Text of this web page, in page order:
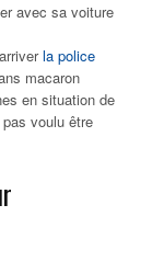
avec sa voiture
la police
macaron
en situation de
voulu être